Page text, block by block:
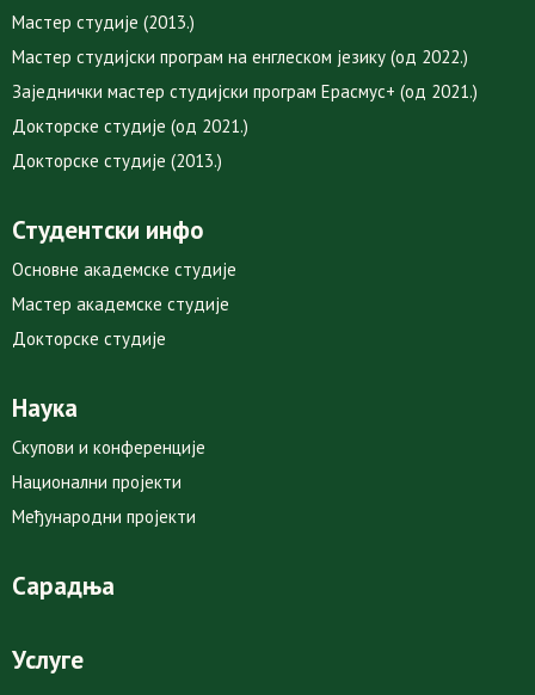
Мастер студије (2013.)
Мастер студијски програм на енглеском језику (од 2022.)
Заједнички мастер студијски програм Ерасмус+ (од 2021.)
Докторске студије (од 2021.)
Докторске студије (2013.)
Студентски инфо
Основне академске студије
Мастер академске студије
Докторске студије
Наука
Скупови и конференције
Национални пројекти
Међународни пројекти
Сарадња
Услуге